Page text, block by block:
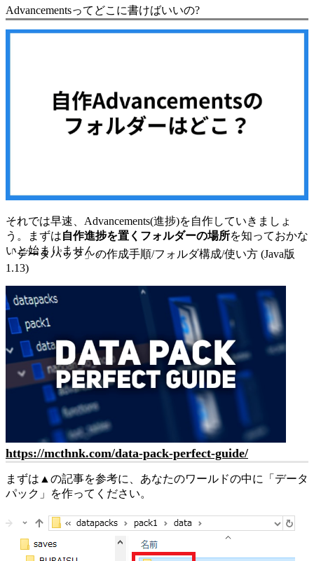
Advancementsってどこに書けばいいの?
それでは早速、Advancements(進捗)を自作していきましょ
う。まずは自作進捗を置くフォルダーの場所を知っておかな
いと始まりません。
「データパック」の作成手順/フォルダ構成/使い方 (Java版
1.13)
https://mcthnk.com/data-pack-perfect-guide/
まずは▲の記事を参考に、あなたのワールドの中に「データ
パック」を作ってください。